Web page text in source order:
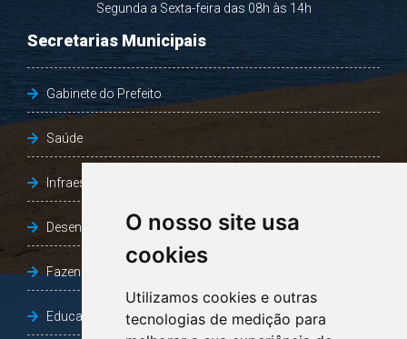
O nosso site usa
cookies
Utilizamos cookies e outras
tecnologias de medição para
Segunda a Sexta-feira das 08h às 14h
Secretarias Municipais
Gabinete do Prefeito
Saúde
Infraestrutura, Agricultura e Meio Ambiente
Desenvolvimento Social
Fazenda e Desenvolvimento Econômico
Educação